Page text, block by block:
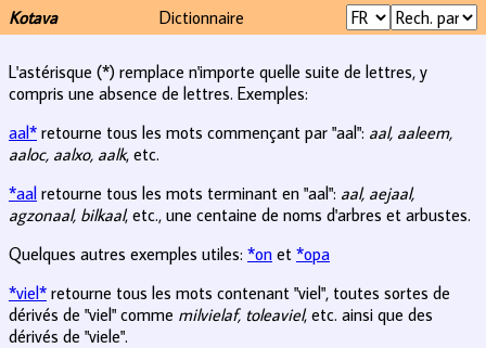
Kotava Dictionnaire
L'astérisque (*) remplace n'importe quelle suite de lettres, y
compris une absence de lettres. Exemples:
aal* retourne tous les mots commençant par "aal": aal, aaleem,
aaloc, aalxo, aalk, etc.
*aal retourne tous les mots terminant en "aal": aal, aejaal,
agzonaal, bilkaal, etc., une centaine de noms d'arbres et arbustes.
Quelques autres exemples utiles: *on et *opa
*viel* retourne tous les mots contenant "viel", toutes sortes de
dérivés de "viel" comme milvielaf, toleaviel, etc. ainsi que des
dérivés de "viele".